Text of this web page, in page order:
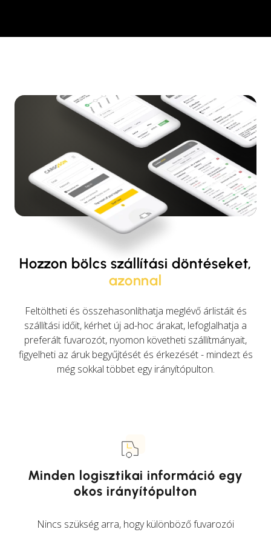
Hozzon bölcs szállítási döntéseket,
azonnal
Feltöltheti és összehasonlíthatja meglévő árlistáit és
szállítási időit, kérhet új ad-hoc árakat, lefoglalhatja a
preferált fuvarozót, nyomon követheti szállítmányait,
figyelheti az áruk begyűjtését és érkezését - mindezt és
még sokkal többet egy irányítópulton.
Minden logisztikai információ egy
okos irányítópulton
Nincs szükség arra, hogy különböző fuvarozói